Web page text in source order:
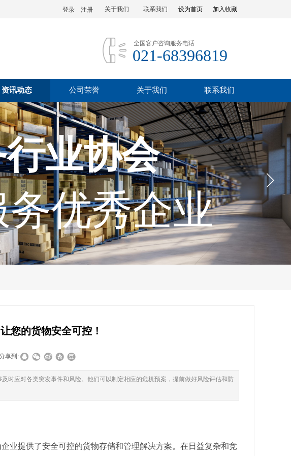
设为首页 加入收藏
登录 注册 联系我们
关于我们
全国客户咨询服务电话
021-68396819
资讯动态 公司荣誉 关于我们 联系我们
业协会
优秀企业
您的货物安全可控！
享到:
时应对各类突发事件和风险。他们可以制定相应的危机预案，提前做好风险评估和防
业提供了安全可控的货物存储和管理解决方案。在日益复杂和竞